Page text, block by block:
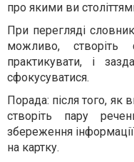
про якими ви
При перегляді
можливо,
практикувати, і
сфокусуватися.
Порада: після того, як
створіть пару
збереження
на картку.